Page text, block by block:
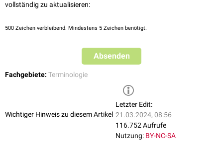
vollständig zu aktualisieren:
500 Zeichen verbleibend. Mindestens 5 Zeichen benötigt.
Absenden
Fachgebiete: Terminologie
Wichtiger Hinweis zu diesem Artikel
Letzter Edit:
21.03.2024, 08:56
116.752 Aufrufe
Nutzung: BY-NC-SA